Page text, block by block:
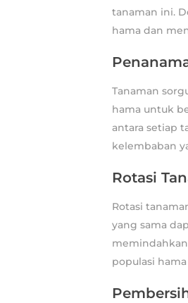
tanaman ini.
hama dan
Tanaman
hama untuk
antara setiap
kelembaban
Rotasi
Rotasi
yang sama
populasi